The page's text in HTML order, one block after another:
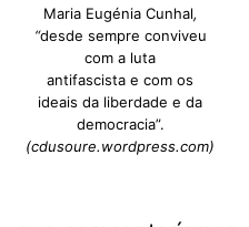
Maria Eugénia Cunhal,
“desde sempre conviveu
com a luta
antifascista e com os
ideais da liberdade e da
democracia”.
(cdusoure.wordpress.com)